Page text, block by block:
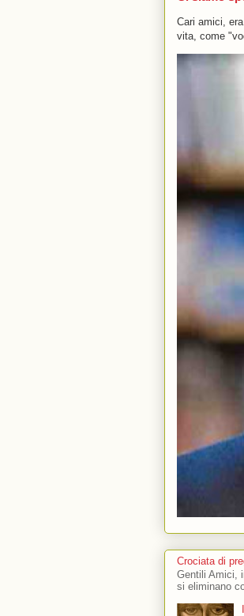
Cari amici,
vita, come
Crociata di
Gentili Amici,
si eliminano